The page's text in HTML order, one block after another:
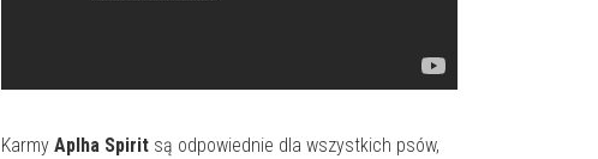
Karmy Aplha Spirit są odpowiednie dla wszystkich psów,